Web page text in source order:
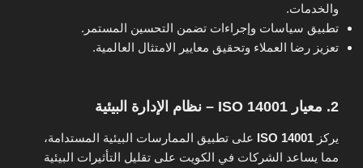
والخدمات.
تطبيق سياسات وإجراءات تضمن التحسين المستمر.
تعزيز رضا العملاء وتحقيق معايير الامتثال العالمية.
2. معيار ISO 14001 – نظام الإدارة البيئية
يركز ISO 14001 على تطبيق الممارسات البيئية المستدامة،
مما يساعد الشركات في الكويت على تقليل التأثيرات البيئية